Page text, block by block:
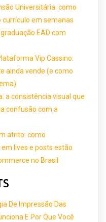
Universitária: como
currículo em semanas
EAD com
Vip Cassino:
ainda vende (e como
a consistência visual que
confusão com a
atrito: como
lives e posts estão
no Brasil
De Impressão Das
E Por Que Você